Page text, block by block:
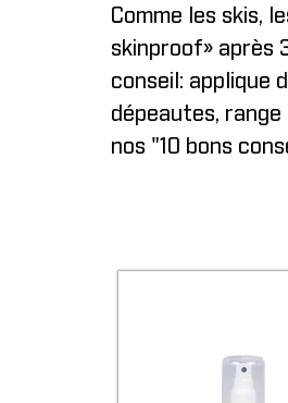
Comme les skis,
skinproof» après
conseil: applique
dépeautes,
nos "10 bons